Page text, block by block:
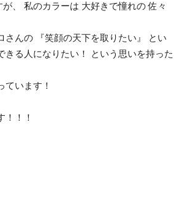
、 私のカラーは 大好きで憧れの 佐々
んの 『笑顔の天下を取りたい』 とい
る人になりたい！ という思いを持った
います！
！！！